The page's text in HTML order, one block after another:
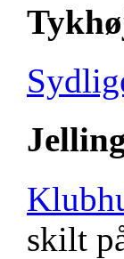
skilt